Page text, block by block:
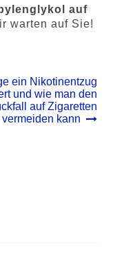
auf
warten auf Sie!
ein Nikotinentzug
und wie man den
auf Zigaretten
vermeiden kann